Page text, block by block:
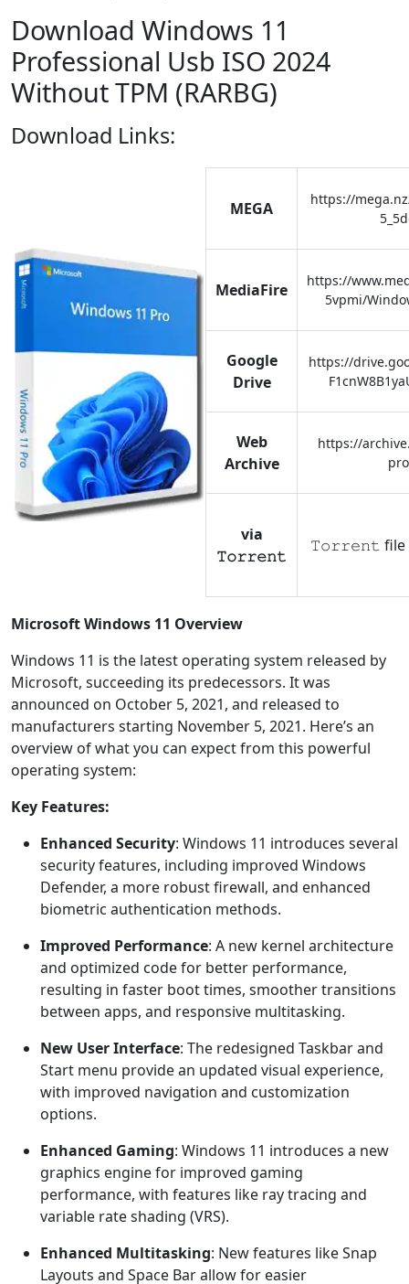
Download Windows 11
Professional Usb ISO 2024
Without TPM (RARBG)
Download Links:
MEGA
https://
MediaFire
https://
5vpmi/
Google
Drive
https://
Web
Archive
https://
via
𝚃𝚘𝚛𝚛𝚎𝚗𝚝
𝚃𝚘𝚛𝚛𝚎𝚗𝚝 file
Microsoft Windows 11 Overview
Windows 11 is the latest operating system released by
Microsoft, succeeding its predecessors. It was
announced on October 5, 2021, and released to
manufacturers starting November 5, 2021. Here’s an
overview of what you can expect from this powerful
operating system:
Key Features:
Enhanced Security: Windows 11 introduces several
security features, including improved Windows
Defender, a more robust firewall, and enhanced
biometric authentication methods.
Improved Performance: A new kernel architecture
and optimized code for better performance,
resulting in faster boot times, smoother transitions
between apps, and responsive multitasking.
New User Interface: The redesigned Taskbar and
Start menu provide an updated visual experience,
with improved navigation and customization
options.
Enhanced Gaming: Windows 11 introduces a new
graphics engine for improved gaming
performance, with features like ray tracing and
variable rate shading (VRS).
Enhanced Multitasking: New features like Snap
Layouts and Space Bar allow for easier